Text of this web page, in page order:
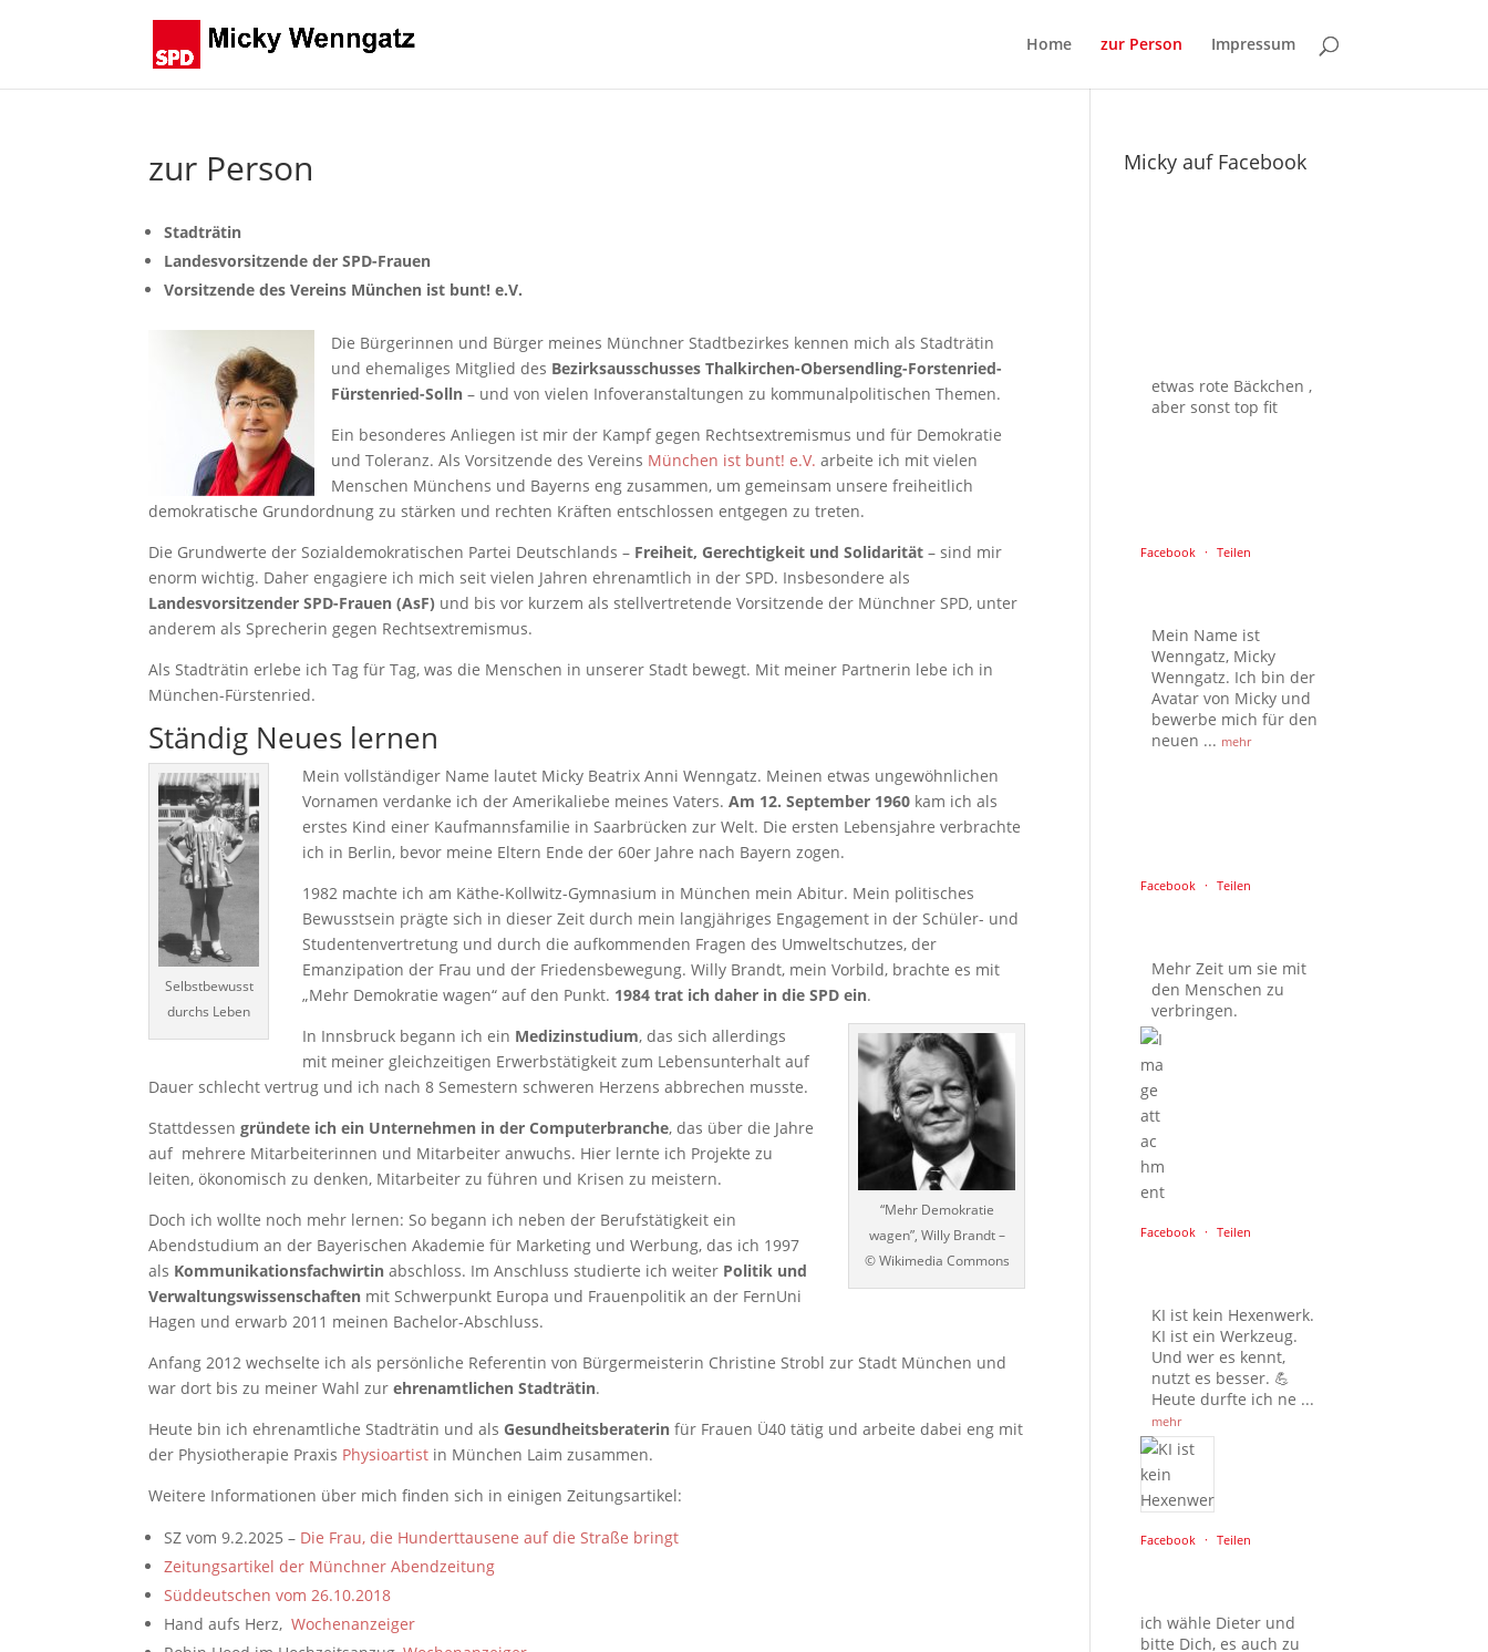
Home zur Person Impressum
zur Person
Stadträtin
Landesvorsitzende der SPD-Frauen
Vorsitzende des Vereins München ist bunt! e.V.
Die Bürgerinnen und Bürger meines Münchner Stadtbezirkes kennen mich als Stadträtin
und ehemaliges Mitglied des Bezirksausschusses Thalkirchen-Obersendling-Forstenried-
Fürstenried-Solln – und von vielen Infoveranstaltungen zu kommunalpolitischen Themen.
Ein besonderes Anliegen ist mir der Kampf gegen Rechtsextremismus und für Demokratie
und Toleranz. Als Vorsitzende des Vereins München ist bunt! e.V. arbeite ich mit vielen
Menschen Münchens und Bayerns eng zusammen, um gemeinsam unsere freiheitlich
demokratische Grundordnung zu stärken und rechten Kräften entschlossen entgegen zu treten.
Die Grundwerte der Sozialdemokratischen Partei Deutschlands – Freiheit, Gerechtigkeit und Solidarität – sind mir
enorm wichtig. Daher engagiere ich mich seit vielen Jahren ehrenamtlich in der SPD. Insbesondere als
Landesvorsitzender SPD-Frauen (AsF) und bis vor kurzem als stellvertretende Vorsitzende der Münchner SPD, unter
anderem als Sprecherin gegen Rechtsextremismus.
Als Stadträtin erlebe ich Tag für Tag, was die Menschen in unserer Stadt bewegt. Mit meiner Partnerin lebe ich in
München-Fürstenried.
Ständig Neues lernen
Selbstbewusst
durchs Leben
Mein vollständiger Name lautet Micky Beatrix Anni Wenngatz. Meinen etwas ungewöhnlichen
Vornamen verdanke ich der Amerikaliebe meines Vaters.Am 12. September 1960 kam ich als
erstes Kind einer Kaufmannsfamilie in Saarbrücken zur Welt. Die ersten Lebensjahre verbrachte
ich in Berlin, bevor meine Eltern Ende der 60er Jahre nach Bayern zogen.
1982 machte ich am Käthe-Kollwitz-Gymnasium in München mein Abitur. Mein politisches
Bewusstsein prägte sich in dieser Zeit durch mein langjähriges Engagement in der Schüler- und
Studentenvertretung und durch die aufkommenden Fragen des Umweltschutzes, der
Emanzipation der Frau und der Friedensbewegung. Willy Brandt, mein Vorbild, brachte es mit
„Mehr Demokratie wagen“ auf den Punkt. 1984 trat ich daher in die SPD ein.
“Mehr Demokratie
wagen”, Willy Brandt –
© Wikimedia Commons
In Innsbruck begann ich ein Medizinstudium, das sich allerdings
mit meiner gleichzeitigen Erwerbstätigkeit zum Lebensunterhalt auf
Dauer schlecht vertrug und ich nach 8 Semestern schweren Herzens abbrechen musste.
Stattdessen gründete ich ein Unternehmen in der Computerbranche, das über die Jahre
auf mehrere Mitarbeiterinnen und Mitarbeiter anwuchs. Hier lernte ich Projekte zu
leiten, ökonomisch zu denken, Mitarbeiter zu führen und Krisen zu meistern.
Doch ich wollte noch mehr lernen: So begann ich neben der Berufstätigkeit ein
Abendstudium an der Bayerischen Akademie für Marketing und Werbung, das ich 1997
als Kommunikationsfachwirtin abschloss. Im Anschluss studierte ich weiter Politik und
Verwaltungswissenschaften mit Schwerpunkt Europa und Frauenpolitik an der FernUni
Hagen und erwarb 2011 meinen Bachelor-Abschluss.
Anfang 2012 wechselte ich als persönliche Referentin von Bürgermeisterin Christine Strobl zur Stadt München und
war dort bis zu meiner Wahl zurehrenamtlichen Stadträtin.
Heute bin ich ehrenamtliche Stadträtin und alsGesundheitsberaterin für Frauen Ü40 tätig und arbeite dabei eng mit
der Physiotherapie Praxis Physioartist in München Laim zusammen.
Weitere Informationen über mich finden sich in einigen Zeitungsartikel:
SZ vom 9.2.2025 – Die Frau, die Hunderttausene auf die Straße bringt
Zeitungsartikel der Münchner Abendzeitung
Süddeutschen vom 26.10.2018
Hand aufs Herz,Wochenanzeiger
Micky auf Facebook
etwas rote Bäckchen ,
aber sonst top fit
Facebook · Teilen
Mein Name ist
Wenngatz, Micky
Wenngatz. Ich bin der
Avatar von Micky und
bewerbe mich für den
neuen ... mehr
Facebook · Teilen
Mehr Zeit um sie mit
den Menschen zu
verbringen.
Facebook · Teilen
KI ist kein Hexenwerk.
KI ist ein Werkzeug.
Und wer es kennt,
nutzt es besser. 💪
Heute durfte ich ne ...
mehr
Facebook · Teilen
ich wähle Dieter und
bitte Dich, es auch zu